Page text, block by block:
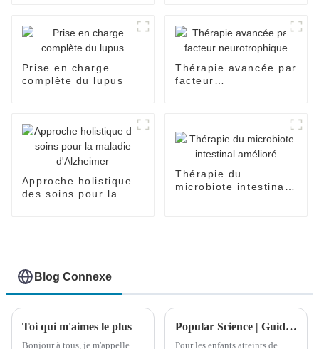
Prise en charge
complète du lupus
Thérapie avancée par
facteur
Approche holistique
des soins pour la
Thérapie du
microbiote intestinal
Blog Connexe
Toi qui m'aimes le plus
Bonjour à tous, je m'appelle
Popular Science | Guide de réadaptation et de traitement pour les enfants atteints de paralysie cérébrale
Pour les enfants atteints de